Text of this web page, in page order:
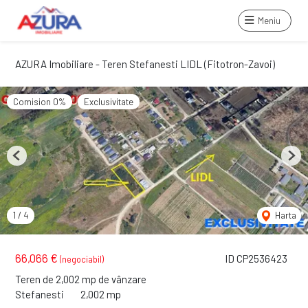
Meniu
AZURA Imobiliare - Teren Stefanesti LIDL (Fitotron-Zavoi)
ID CP2536423
66,066 € (negociabil)
Teren de 2,002 mp de vânzare
Stefanesti
2,002 mp
Comision 0% Exclusivitate
1 / 4 Harta
Previous Next